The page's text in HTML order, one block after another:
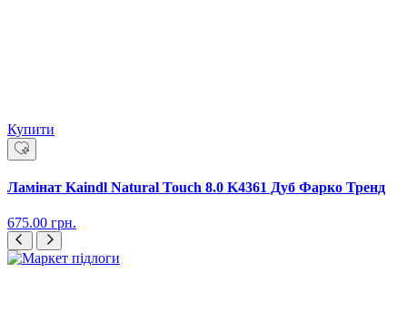
Купити
Ламінат Kaindl Natural Touch 8.0 K4361 Дуб Фарко Тренд
675.00 грн.